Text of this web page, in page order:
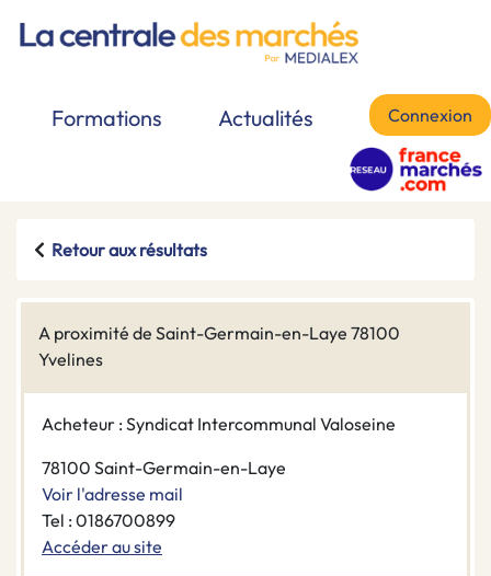
Formations Actualités Connexion
Retour aux résultats
A proximité de Saint-Germain-en-Laye 78100
Yvelines
Acheteur : Syndicat Intercommunal Valoseine
78100 Saint-Germain-en-Laye
Voir l'adresse mail
Tel : 0186700899
Accéder au site